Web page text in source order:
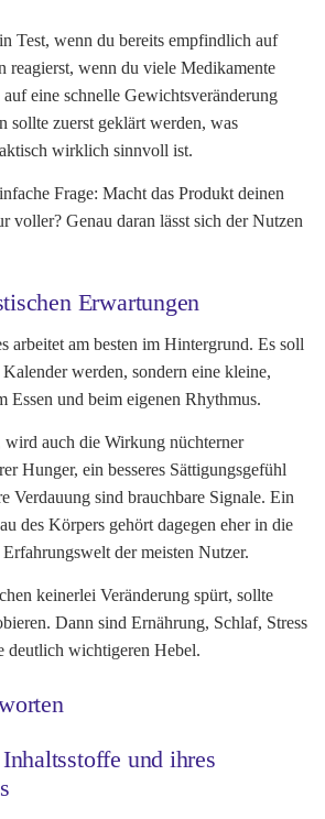
Test, wenn du bereits empfindlich auf
reagierst, wenn du viele Medikamente
eine schnelle Gewichtsveränderung
sollte zuerst geklärt werden, was
wirklich sinnvoll ist.
Frage: Macht das Produkt deinen
voller? Genau daran lässt sich der Nutzen
Erwartungen
arbeitet am besten im Hintergrund. Es soll
werden, sondern eine kleine,
Essen und beim eigenen Rhythmus.
wird auch die Wirkung nüchterner
Hunger, ein besseres Sättigungsgefühl
Verdauung sind brauchbare Signale. Ein
des Körpers gehört dagegen eher in die
der meisten Nutzer.
keinerlei Veränderung spürt, sollte
Dann sind Ernährung, Schlaf, Stress
deutlich wichtigeren Hebel.
und ihres